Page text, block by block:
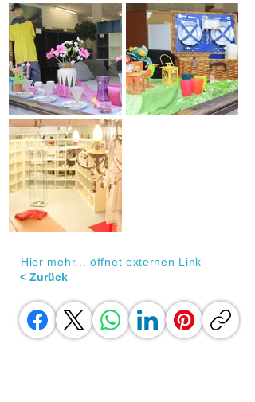
Hier mehr... öffnet externen Link
< Zurück